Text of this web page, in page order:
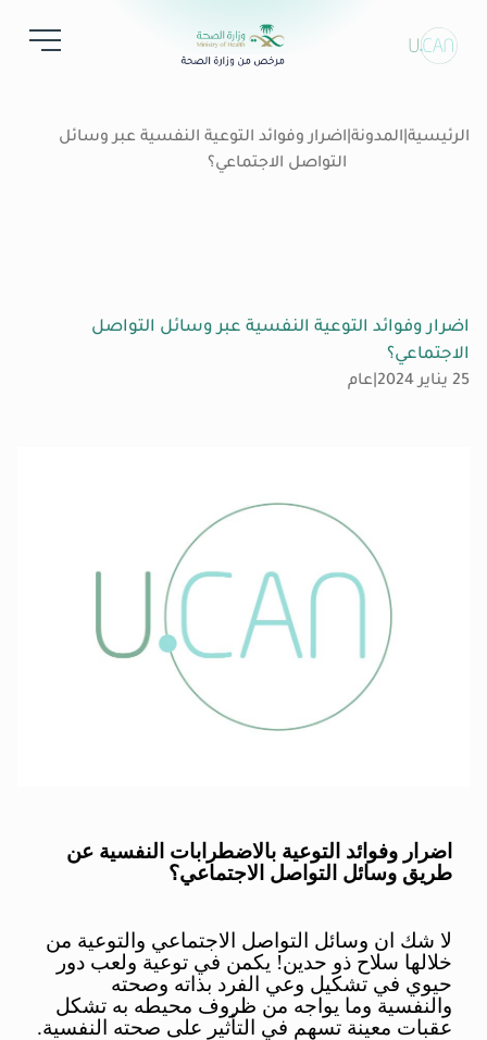
الرئيسية المدونة اضرار وفوائد التوعية النفسية عبر وسائل
التواصل الاجتماعي؟
اضرار وفوائد التوعية النفسية عبر وسائل التواصل
الاجتماعي؟
25 يناير 2024 عام
اضرار وفوائد التوعية بالاضطرابات النفسية عن
طريق وسائل التواصل الاجتماعي؟
لا شك ان وسائل التواصل الاجتماعي والتوعية من
خلالها سلاح ذو حدين! يكمن في توعية ولعب دور
حيوي في تشكيل وعي الفرد بذاته وصحته
والنفسية وما يواجه من ظروف محيطه به تشكل
عقبات معينة تسهم في التأثير على صحته النفسية.